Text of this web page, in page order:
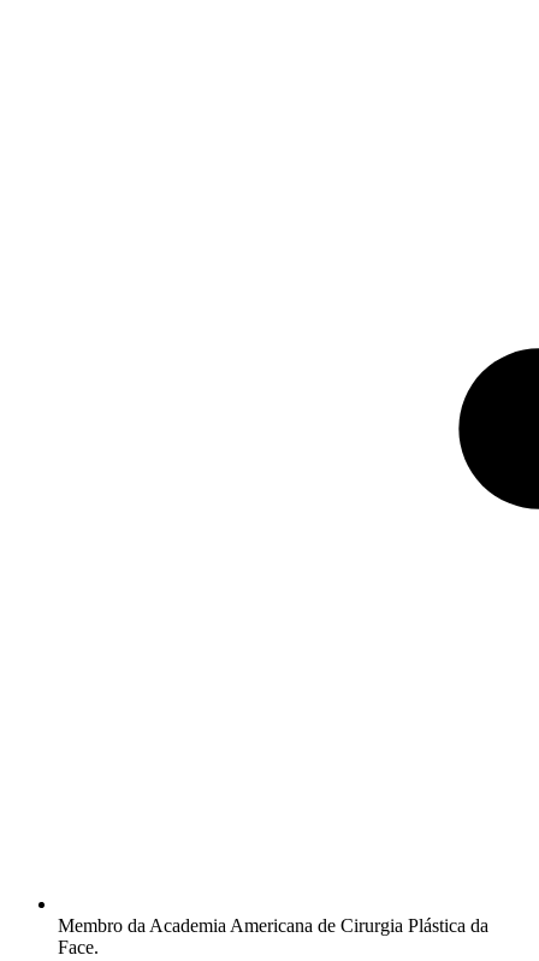
Membro da Academia Americana de Cirurgia Plástica da
Face.